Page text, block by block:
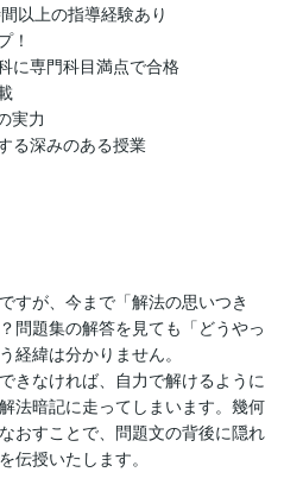
以上の指導経験あり
！
に専門科目満点で合格
実力
る深みのある授業
すが、今まで「解法の思いつき
問題集の解答を見ても「どうやっ
経緯は分かりません。
きなければ、自力で解けるように
法暗記に走ってしまいます。幾何
おすことで、問題文の背後に隠れ
伝授いたします。